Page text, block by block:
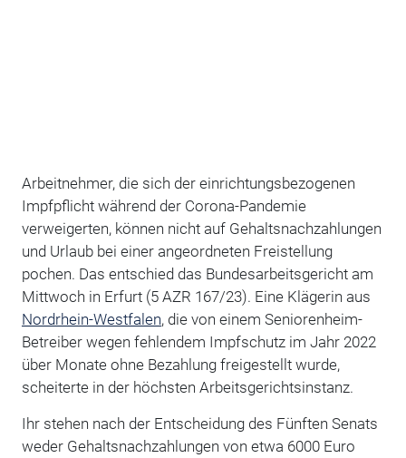
Arbeitnehmer, die sich der einrichtungsbezogenen
Impfpflicht während der Corona-Pandemie
verweigerten, können nicht auf Gehaltsnachzahlungen
und Urlaub bei einer angeordneten Freistellung
pochen. Das entschied das Bundesarbeitsgericht am
Mittwoch in Erfurt (5 AZR 167/23). Eine Klägerin aus
Nordrhein-Westfalen, die von einem Seniorenheim-
Betreiber wegen fehlendem Impfschutz im Jahr 2022
über Monate ohne Bezahlung freigestellt wurde,
scheiterte in der höchsten Arbeitsgerichtsinstanz.
Ihr stehen nach der Entscheidung des Fünften Senats
weder Gehaltsnachzahlungen von etwa 6000 Euro